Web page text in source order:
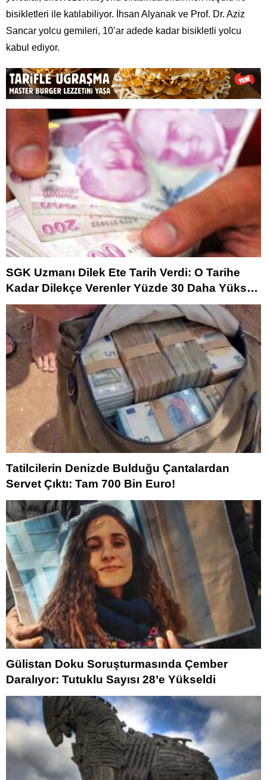
bisikletleri ile katılabiliyor. İhsan Alyanak ve Prof. Dr. Aziz
Sancar yolcu gemileri, 10’ar adede kadar bisikletli yolcu
kabul ediyor.
SGK Uzmanı Dilek Ete Tarih Verdi: O Tarihe
Kadar Dilekçe Verenler Yüzde 30 Daha Yüksek
Maaş Alacak!
Tatilcilerin Denizde Bulduğu Çantalardan
Servet Çıktı: Tam 700 Bin Euro!
Gülistan Doku Soruşturmasında Çember
Daralıyor: Tutuklu Sayısı 28’e Yükseldi